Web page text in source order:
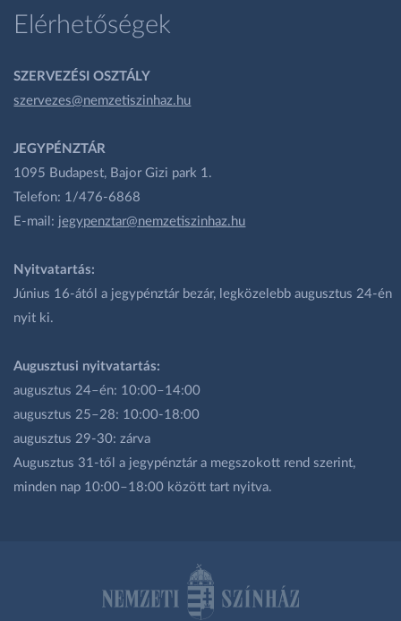
Elérhetőségek
SZERVEZÉSI OSZTÁLY
szervezes@nemzetiszinhaz.hu
JEGYPÉNZTÁR
1095 Budapest, Bajor Gizi park 1.
Telefon: 1/476-6868
E-mail: jegypenztar@nemzetiszinhaz.hu
Nyitvatartás:
Június 16-ától a jegypénztár bezár, legközelebb augusztus 24-én
nyit ki.
Augusztusi nyitvatartás:
augusztus 24–én: 10:00–14:00
augusztus 25–28: 10:00-18:00
augusztus 29-30: zárva
Augusztus 31-től a jegypénztár a megszokott rend szerint,
minden nap 10:00–18:00 között tart nyitva.